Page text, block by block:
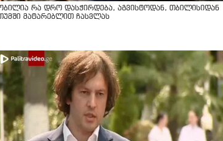
რა დრო დასჭირდება, აგვისტოდან, თბილისიდან
მატარებლით ჩასვლას